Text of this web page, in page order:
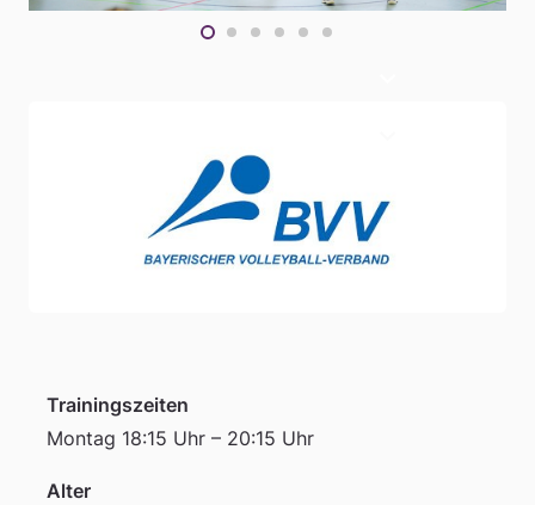
Trainingszeiten
Montag 18:15 Uhr – 20:15 Uhr
Alter